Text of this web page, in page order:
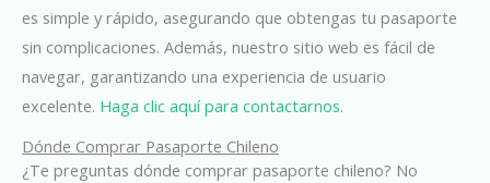
es simple y rápido, asegurando que obtengas tu pasaporte
sin complicaciones. Además, nuestro sitio web es fácil de
navegar, garantizando una experiencia de usuario
excelente. Haga clic aquí para contactarnos.
Dónde Comprar Pasaporte Chileno
¿Te preguntas dónde comprar pasaporte chileno? No